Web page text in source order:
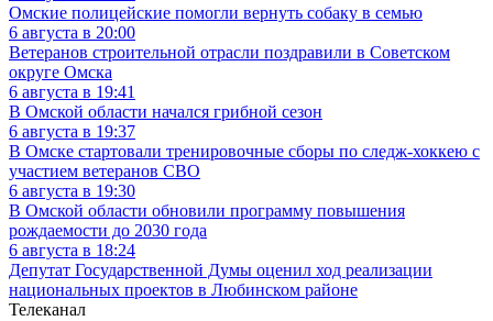
Омские полицейские помогли вернуть собаку в семью
6 августа в 20:00
Ветеранов строительной отрасли поздравили в Советском
округе Омска
6 августа в 19:41
В Омской области начался грибной сезон
6 августа в 19:37
В Омске стартовали тренировочные сборы по следж-хоккею с
участием ветеранов СВО
6 августа в 19:30
В Омской области обновили программу повышения
рождаемости до 2030 года
6 августа в 18:24
Депутат Государственной Думы оценил ход реализации
национальных проектов в Любинском районе
Телеканал